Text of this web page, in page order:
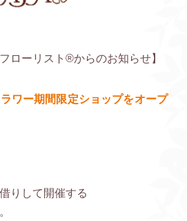
ローリスト®からのお知らせ】
ワー期間限定ショップをオープ
りして開催する
。